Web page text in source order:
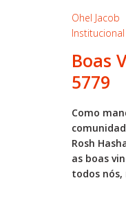
Ohel Jacob
Institucional
Boas
5779
Como
Rosh
as boas
todos nós,